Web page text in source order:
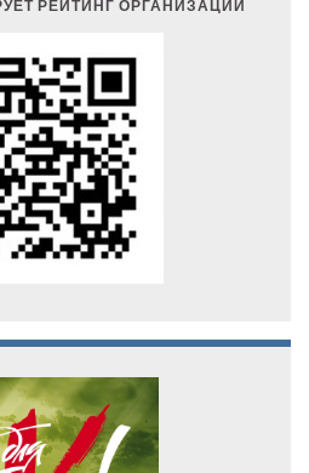
РЕЙТИНГ ОРГАНИЗАЦИИ